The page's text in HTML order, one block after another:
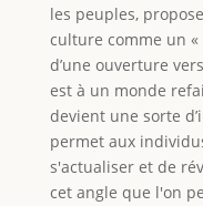
les peuples,
culture comme un
d’une ouverture
est à un monde
devient une sorte
permet aux
s'actualiser et de
cet angle que l'on